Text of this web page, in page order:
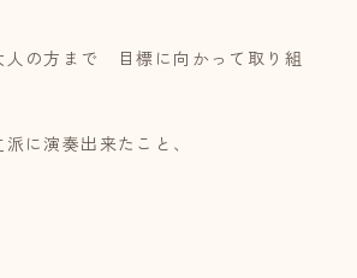
人の方まで 目標に向かって取り組
に演奏出来たこと、